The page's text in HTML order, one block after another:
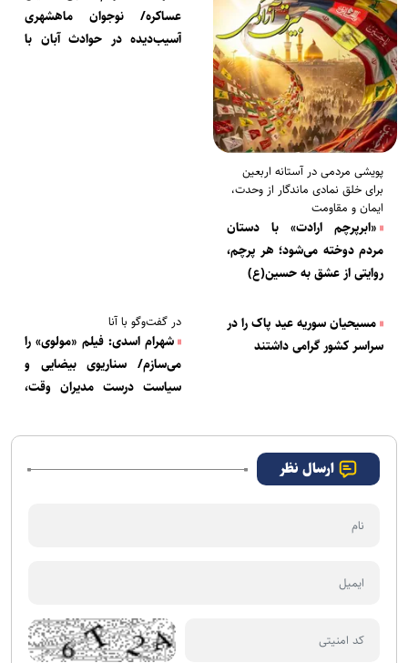
پویشی مردمی در آستانه اربعین
برای خلق نمادی ماندگار از وحدت،
ایمان و مقاومت
«ابرپرچم ارادت» با دستان
مردم دوخته می‌شود؛ هر پرچم،
روایتی از عشق به حسین(ع)
عساکره/ نوجوان ماهشهری
آسیب‌دیده در حوادث آبان با
مسیحیان سوریه عید پاک را در
سراسر کشور گرامی داشتند
در گفت‌وگو با آنا
شهرام اسدی: فیلم «مولوی» را
می‌سازم/ سناریوی بیضایی و
سیاست درست مدیران وقت،
ارسال نظر